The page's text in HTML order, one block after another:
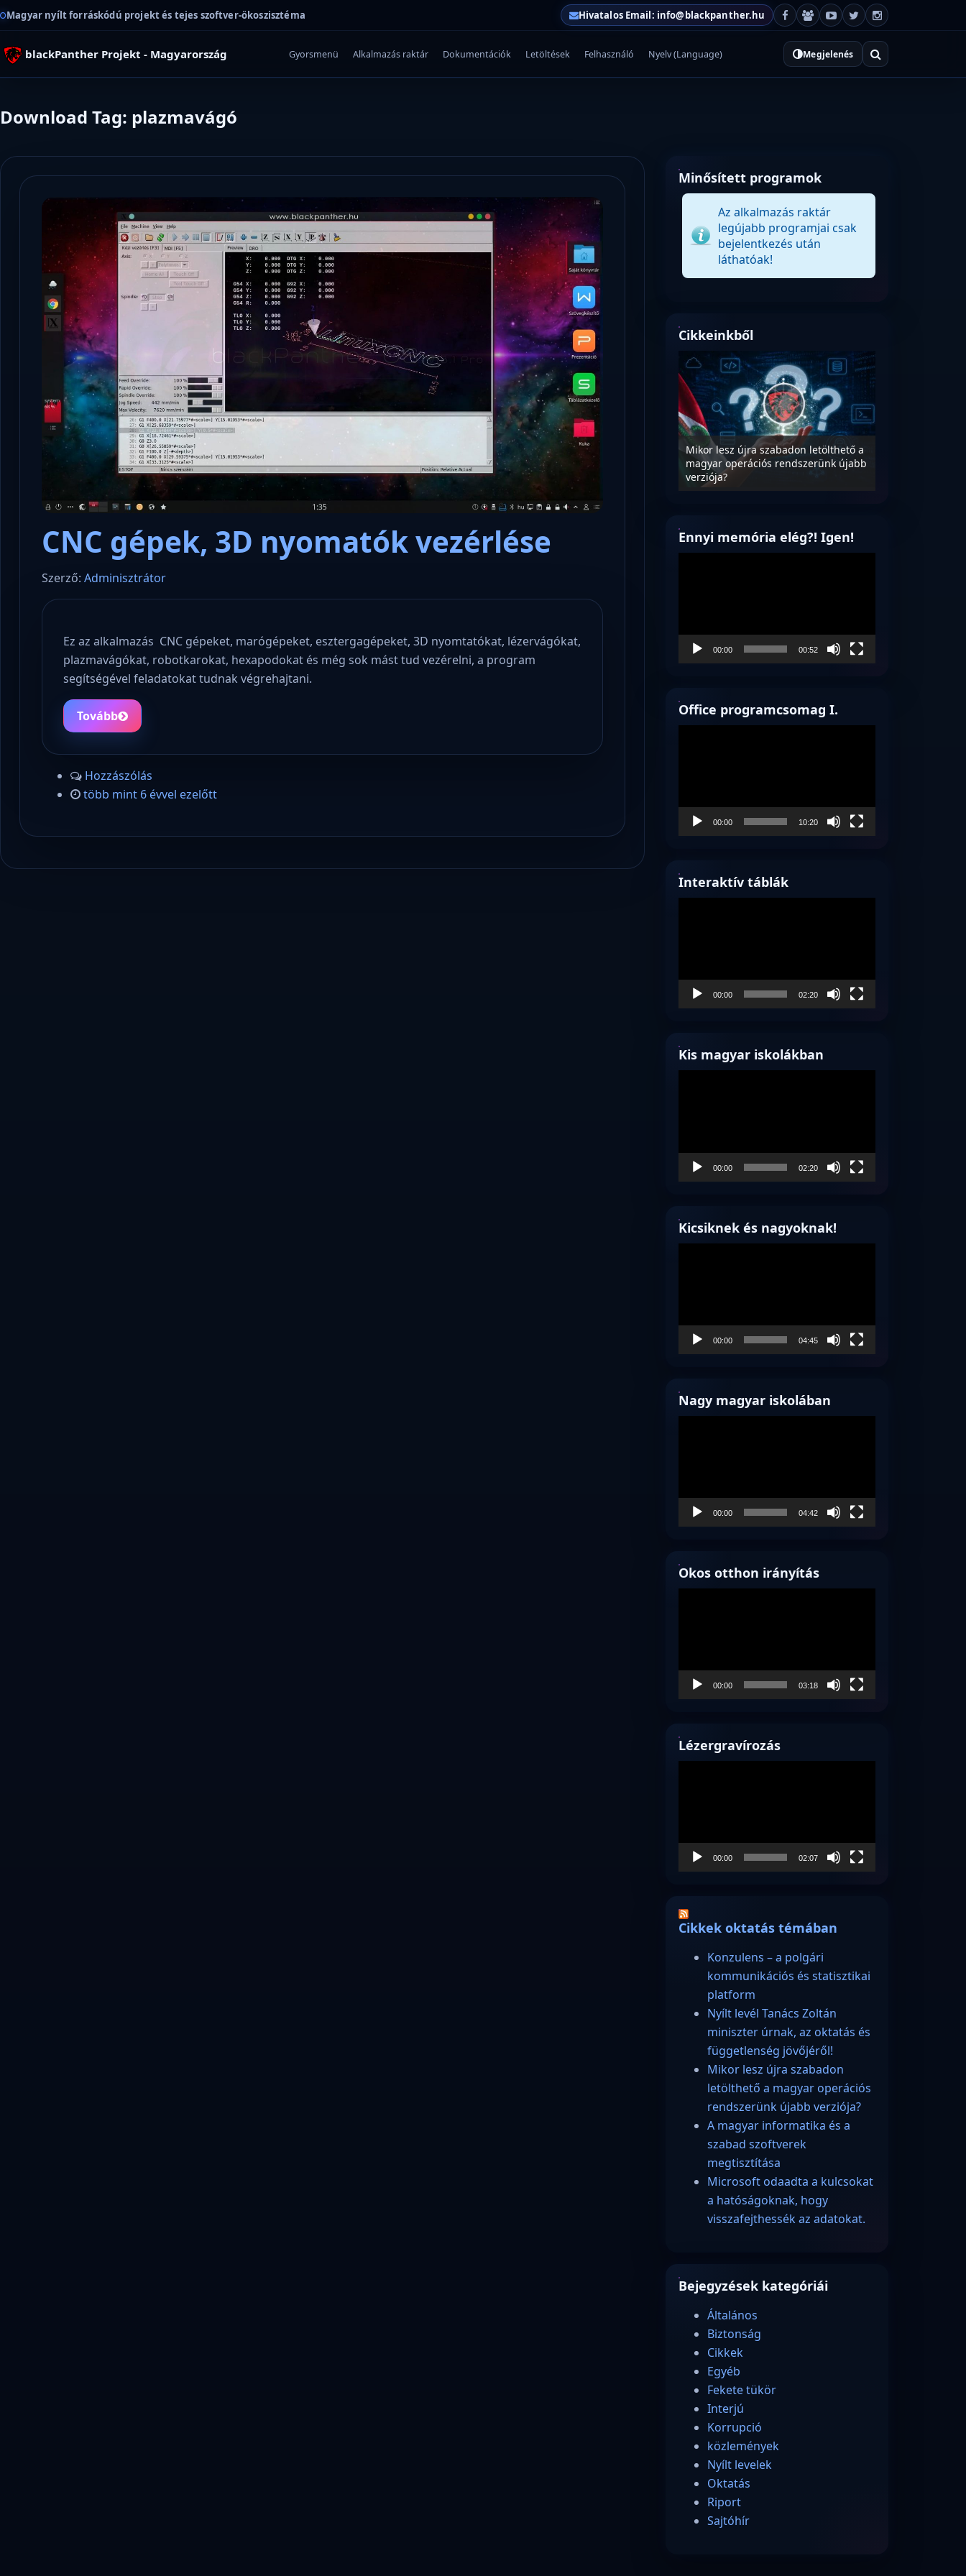
Magyar nyílt forráskódú projekt és tejes szoftver-ökoszisztéma Hivatalos Email: info@blackpanther.hu
blackPanther Projekt - Magyarország Gyorsmenü Alkalmazás raktár Dokumentációk Letöltések Felhasználó Nyelv (Language) Megjelenés
Download Tag: plazmavágó
CNC gépek, 3D nyomatók vezérlése
Szerző: Adminisztrátor
Ez az alkalmazás CNC gépeket, marógépeket, esztergagépeket, 3D nyomtatókat, lézervágókat,
plazmavágókat, robotkarokat, hexapodokat és még sok mást tud vezérelni, a program
segítségével feladatokat tudnak végrehajtani.
Tovább
Hozzászólás
több mint 6 évvel ezelőtt
Minősített programok
Az alkalmazás raktár
legújabb programjai csak
bejelentkezés után
láthatóak!
Cikkeinkből
Microsoft odaadta a kulcsokat a
hatóságoknak, hogy visszafejthessék
az adatokat.
Konzulens – a polgári kommunikációs
és statisztikai platform
Nyílt levél Tanács Zoltán miniszter
úrnak, az oktatás és függetlenség
jövőjéről!
Mikor lesz újra szabadon letölthető a
magyar operációs rendszerünk újabb
verziója?
Ennyi memória elég?! Igen!
00:00 00:52
Office programcsomag I.
00:00 10:20
Interaktív táblák
00:00 02:20
Kis magyar iskolákban
00:00 02:20
Kicsiknek és nagyoknak!
00:00 04:45
Nagy magyar iskolában
00:00 04:42
Okos otthon irányítás
00:00 03:18
Lézergravírozás
00:00 02:07
Cikkek oktatás témában
Konzulens – a polgári
kommunikációs és statisztikai
platform
Nyílt levél Tanács Zoltán
miniszter úrnak, az oktatás és
függetlenség jövőjéről!
Mikor lesz újra szabadon
letölthető a magyar operációs
rendszerünk újabb verziója?
A magyar informatika és a
szabad szoftverek
megtisztítása
Microsoft odaadta a kulcsokat
a hatóságoknak, hogy
visszafejthessék az adatokat.
Bejegyzések kategóriái
Általános
Biztonság
Cikkek
Egyéb
Fekete tükör
Interjú
Korrupció
közlemények
Nyílt levelek
Oktatás
Riport
Sajtóhír